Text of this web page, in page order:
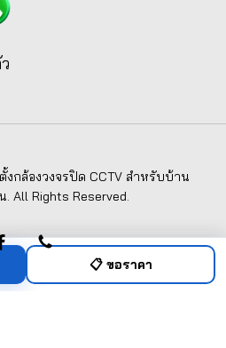
📋 ขอราคา
กล้องวงจรปิด CCTV สำหรับบ้าน
. All Rights Reserved.
phone